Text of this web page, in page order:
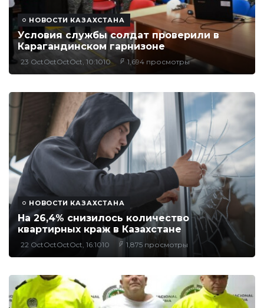
НОВОСТИ КАЗАХСТАНА
Условия службы солдат проверили в
Карагандинском гарнизоне
23 OctOctOctOct, 10:1010 1,694 просмотры
НОВОСТИ КАЗАХСТАНА
На 26,4% снизилось количество
квартирных краж в Казахстане
22 OctOctOctOct, 16:1010 1,875 просмотры